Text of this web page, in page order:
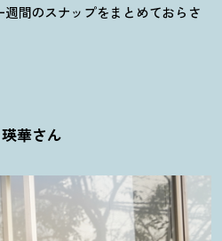
週間のスナップをまとめておらさ
華さん